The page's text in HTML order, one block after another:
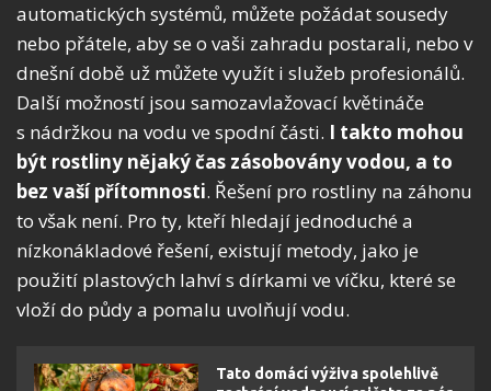
automatických systémů, můžete požádat sousedy
nebo přátele, aby se o vaši zahradu postarali, nebo v
dnešní době už můžete využít i služeb profesionálů.
Další možností jsou samozavlažovací květináče
s nádržkou na vodu ve spodní části. I takto mohou
být rostliny nějaký čas zásobovány vodou, a to
bez vaší přítomnosti. Řešení pro rostliny na záhonu
to však není. Pro ty, kteří hledají jednoduché a
nízkonákladové řešení, existují metody, jako je
použití plastových lahví s dírkami ve víčku, které se
vloží do půdy a pomalu uvolňují vodu.
Tato domácí výživa spolehlivě